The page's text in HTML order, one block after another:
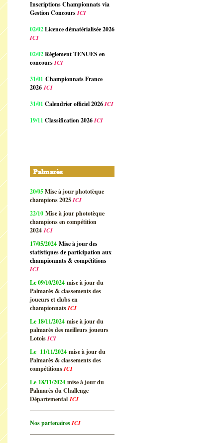
Inscriptions Championnats via
Gestion ConcoursICI
02/02Licence dématérialisée 2026
ICI
02/02Règlement TENUES en
concoursICI
31/01 Championnats France
2026 ICI
31/01 Calendrier officiel 2026ICI
19/11 Classification 2026ICI
Palmarès
20/05Mise à jour phototèque
champions 2025ICI
22/10 Mise à jour phototèque
champions en compétition
2024ICI
17/05/2024 Mise à jour des
statistiques de participation aux
championnats & compétitions
ICI
Le 09/10/2024 mise à jour du
Palmarès & classements des
joueurs et clubs en
championnatsICI
Le 18/11/2024 mise à jour du
palmarès des meilleurs joueurs
LotoisICI
Le 11/11/2024 mise à jour du
Palmarès & classements des
compétitionsICI
Le 18/11/2024 mise à jour du
Palmarès du Challenge
DépartementalICI
Nos partenairesICI